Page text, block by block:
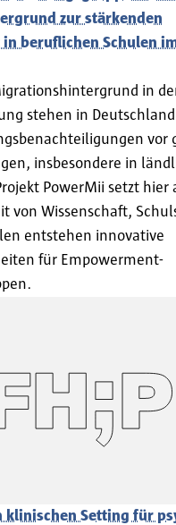
zur stärkenden
beruflichen Schulen
in
stehen in
vor
insbesondere in
PowerMii setzt hier
von Wissenschaft,
entstehen innovative
für Empowerment-
klinischen Setting für